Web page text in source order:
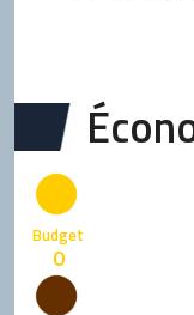
Budget
0